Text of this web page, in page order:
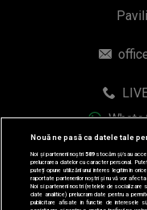
Nouă ne pasă ca datele tale
Noi și partenerii noștri589stocăm și/sau
prelucrarea datelor cu caracter personal.
puteți opune utilizării unui interes legitim în
raportate partenerilor noștri și nu vă vor afecta
Noi si partenerii nostri (retelele de socializare
date analitice) prelucram date pentru a
publicitare afisate in functie de interesele